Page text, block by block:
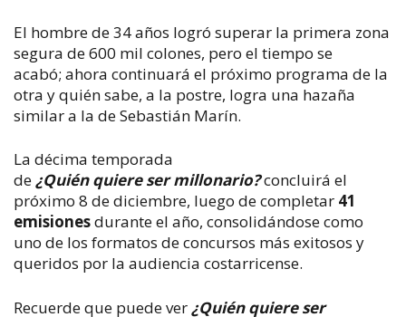
El hombre de 34 años logró superar la primera zona
segura de 600 mil colones, pero el tiempo se
acabó; ahora continuará el próximo programa de la
otra y quién sabe, a la postre, logra una hazaña
similar a la de Sebastián Marín.
La décima temporada
de¿Quiénquieresermillonario?concluirá el
próximo 8 de diciembre, luego de completar 41
emisionesdurante el año, consolidándose como
uno de los formatos de concursos más exitosos y
queridos por la audiencia costarricense.
Recuerde que puede ver ¿Quién quiere ser